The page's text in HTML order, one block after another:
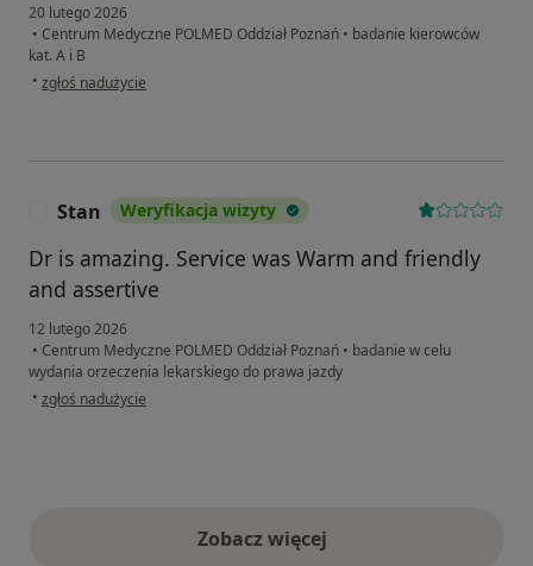
20 lutego 2026
• Centrum Medyczne POLMED Oddział Poznań • badanie kierowców
kat. A i B
• w opinii użytkownika Kamil
zgłoś nadużycie
Stan Weryfikacja wizyty
Dr is amazing. Service was Warm and friendly
and assertive
12 lutego 2026
• Centrum Medyczne POLMED Oddział Poznań • badanie w celu
wydania orzeczenia lekarskiego do prawa jazdy
• w opinii użytkownika Stan
zgłoś nadużycie
Zobacz więcejopinie powyżej